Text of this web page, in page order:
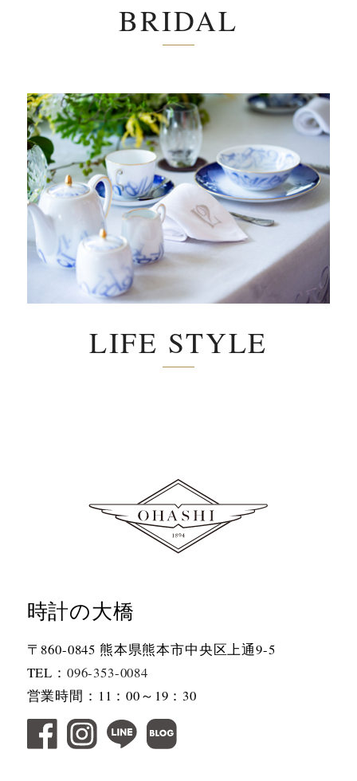
BRIDAL
LIFE STYLE
時計の大橋
〒860-0845 熊本県熊本市中央区上通9-5
TEL： 096-353-0084
営業時間：11：00～19：30